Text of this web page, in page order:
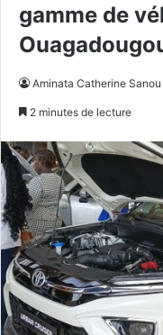
gamme de
Aminata Catherine Sanou
2 minutes de lecture